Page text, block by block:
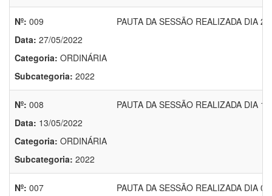
Nº: 009
Data: 27/05/2022
Categoria: ORDINÁRIA
Subcategoria: 2022
PAUTA DA SESSÃO REALIZADA DIA
Nº: 008
Data: 13/05/2022
Categoria: ORDINÁRIA
Subcategoria: 2022
PAUTA DA SESSÃO REALIZADA DIA
Nº: 007
PAUTA DA SESSÃO REALIZADA DIA